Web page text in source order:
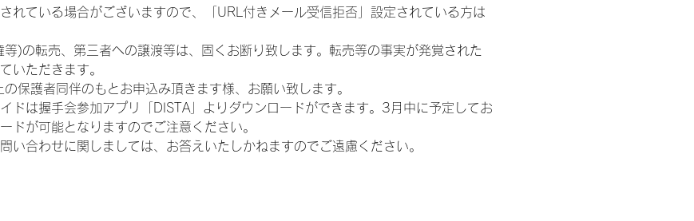
れている場合がございますので、「URL付きメール受信拒否」設定されている方は
)の転売、第三者への譲渡等は、固くお断り致します。転売等の事実が発覚された
いただきます。
保護者同伴のもとお申込み頂きます様、お願い致します。
ドは握手会参加アプリ「DISTA」よりダウンロードができます。3月中に予定してお
ドが可能となりますのでご注意ください。
い合わせに関しましては、お答えいたしかねますのでご遠慮ください。